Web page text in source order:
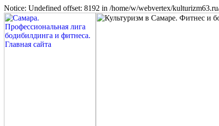
Notice: Undefined offset: 8192 in /home/w/webvertex/